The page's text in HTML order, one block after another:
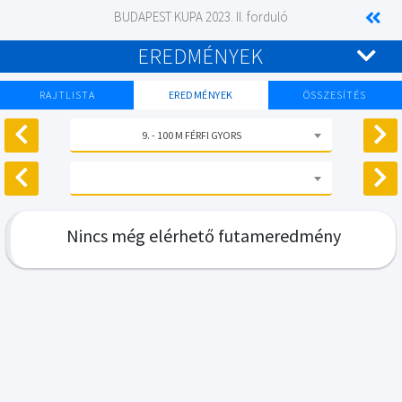
BUDAPEST KUPA 2023. II. forduló
EREDMÉNYEK
RAJTLISTA EREDMÉNYEK ÖSSZESÍTÉS
9. - 100 M FÉRFI GYORS
Nincs még elérhető futameredmény